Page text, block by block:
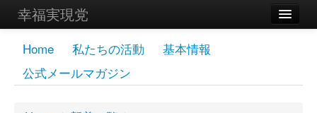
幸福実現党
メンバーズページ
党員
Home 私たちの活動
基本情報
公式メールマガジン